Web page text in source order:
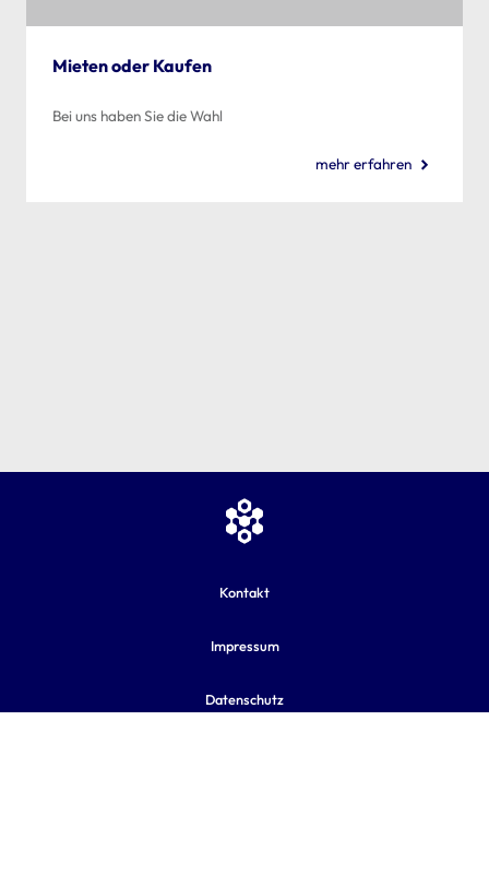
Mieten oder Kaufen
Bei uns haben Sie die Wahl
mehr erfahren
Kontakt
Impressum
Datenschutz